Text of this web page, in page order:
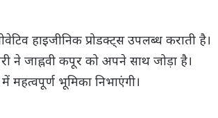
हाइजीनिक प्रोडक्ट्स उपलब्ध कराती है।
ने जाह्नवी कपूर को अपने साथ जोड़ा है।
महत्वपूर्ण भूमिका निभाएंगी।